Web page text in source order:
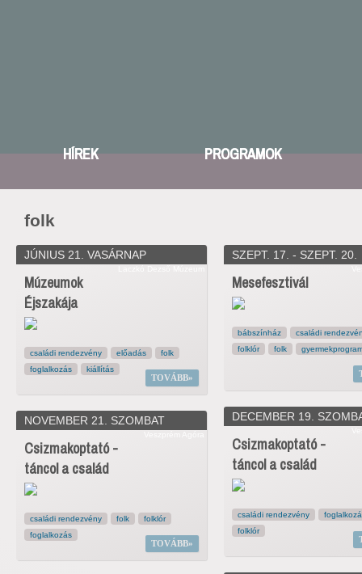
HÍREK PROGRAMOK
folk
JÚNIUS 21. VASÁRNAP
Múzeumok
Éjszakája
családi rendezvény előadás
folk
foglalkozás
kiállítás
TOVÁBB
NOVEMBER 21. SZOMBAT
Csizmakoptató -
táncol a család
családi rendezvény folk
folklór
foglalkozás
TOVÁBB
SZEPT. 17. - SZEPT. 20.
Mesefesztivál
bábszínház
családi
folklór
folk
DECEMBER 19.
Csizmakoptató -
táncol a család
családi rendezvény
folklór